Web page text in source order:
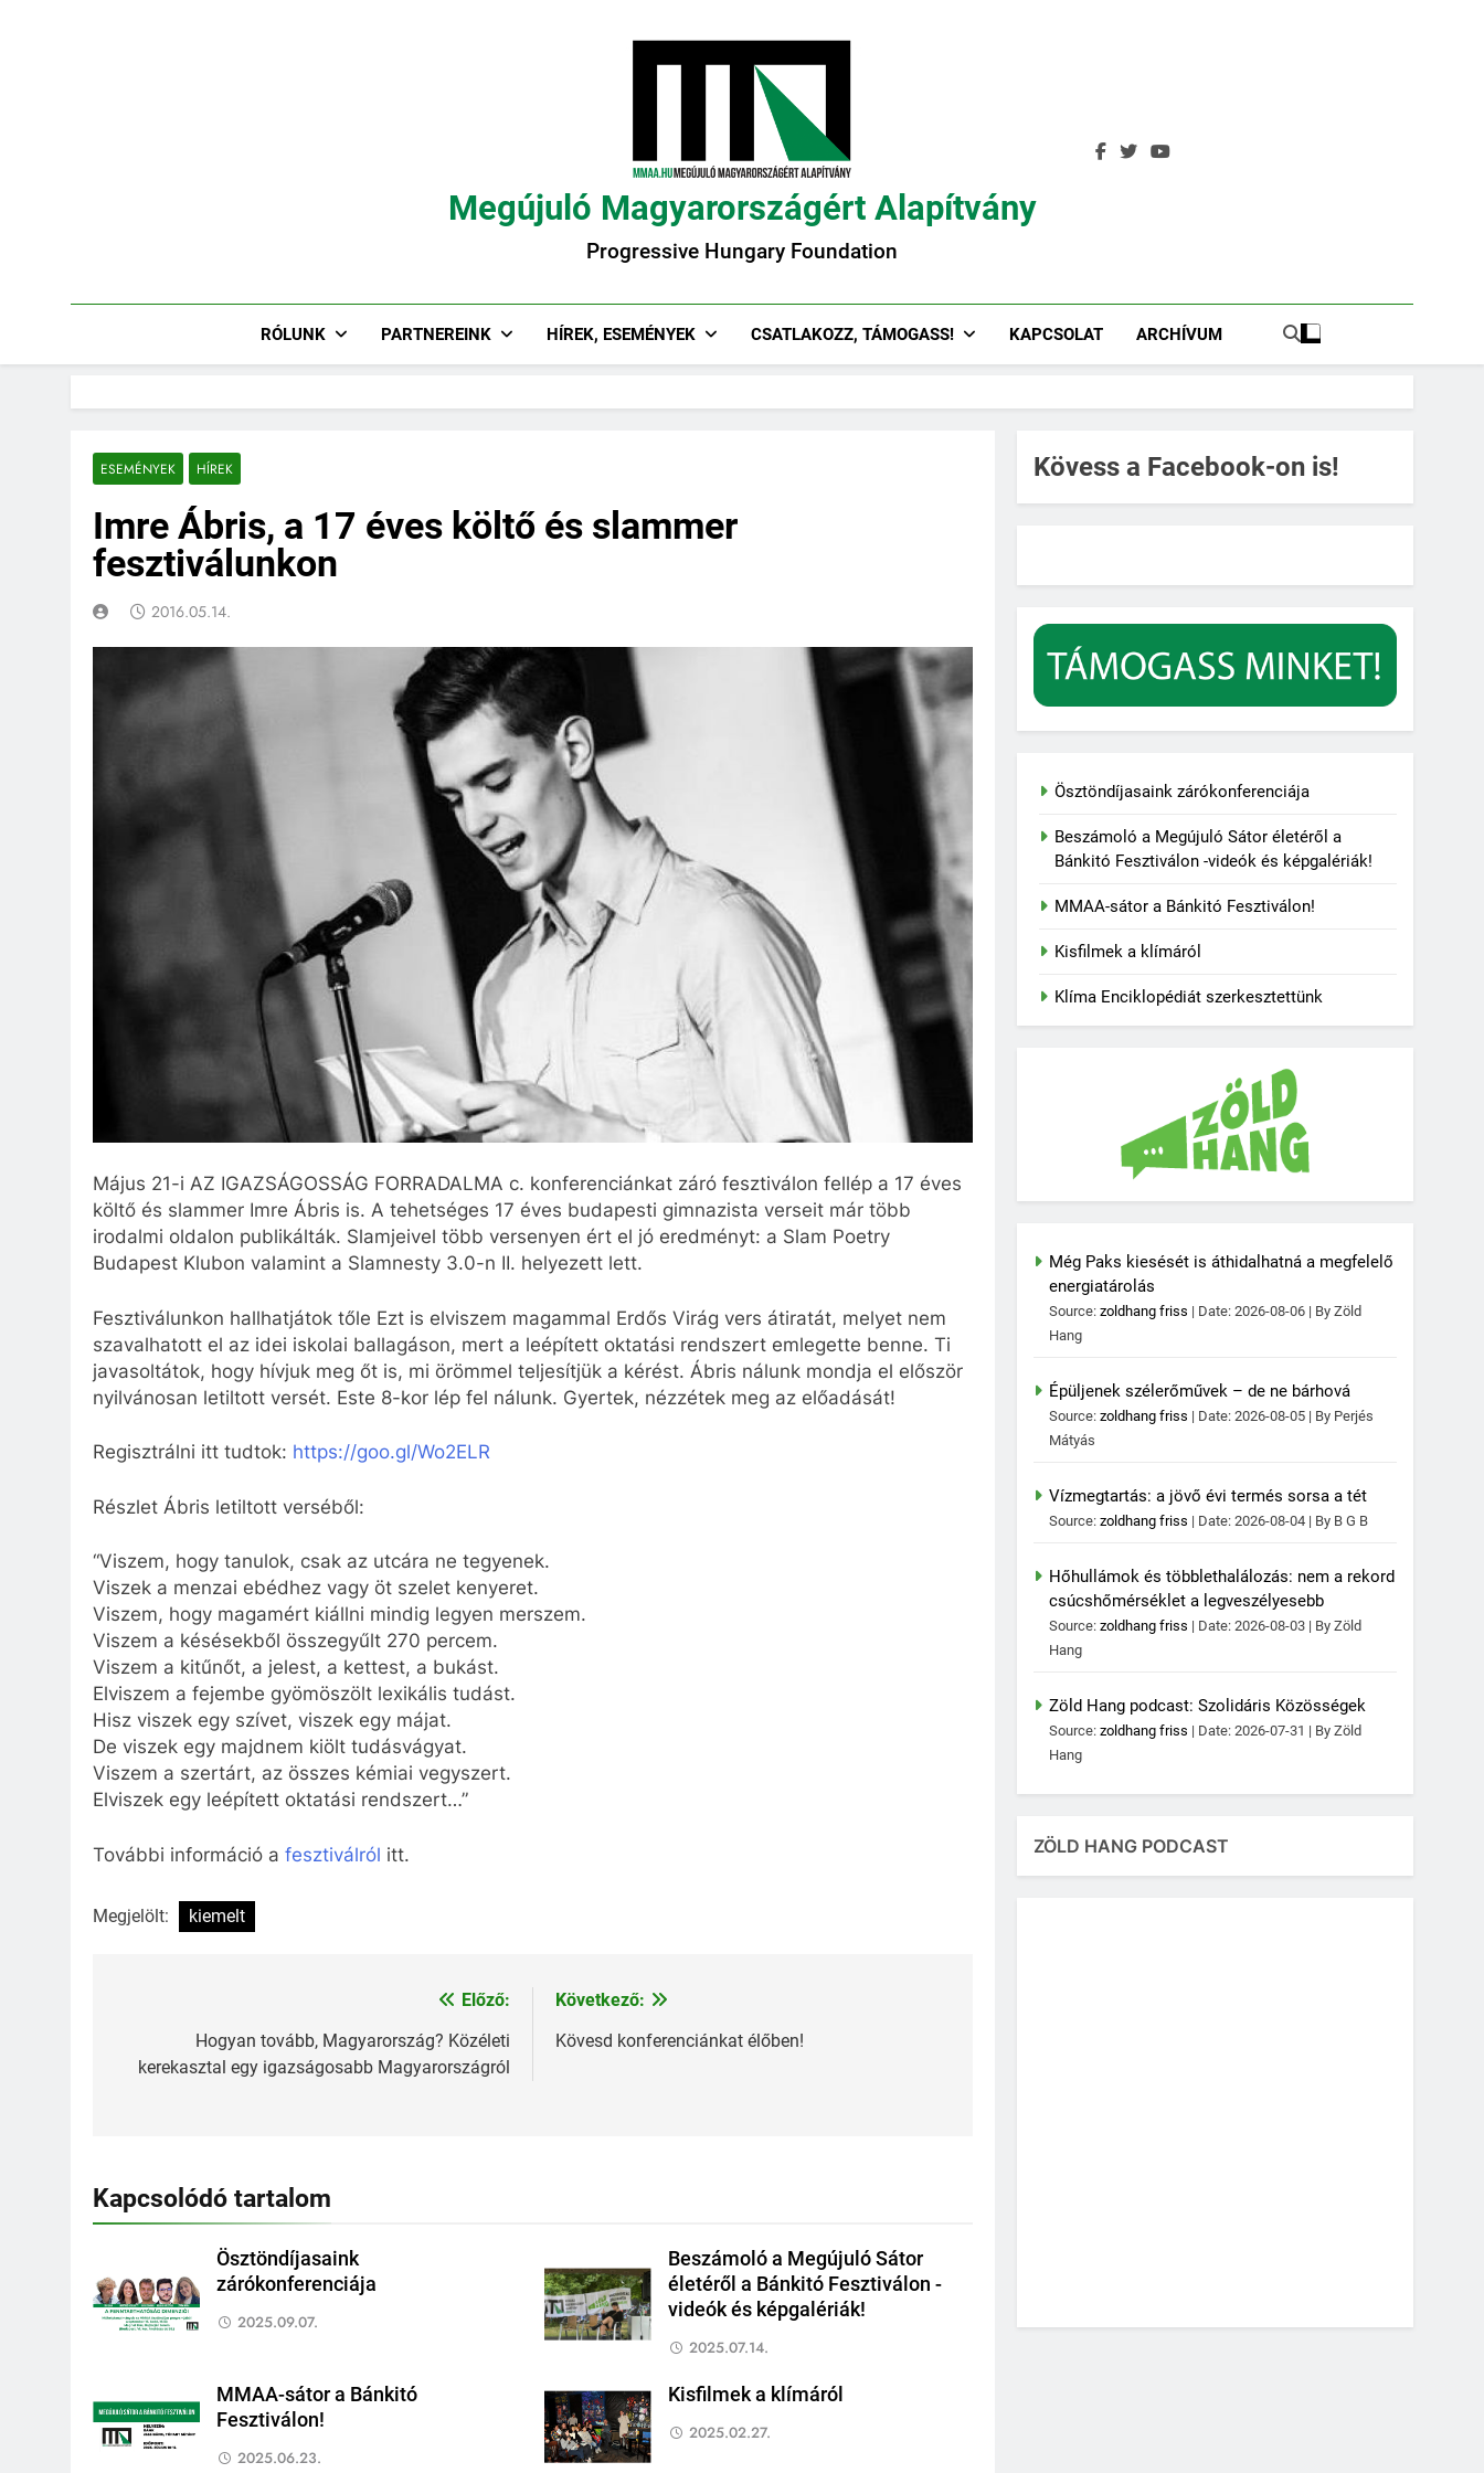
Megújuló Magyarországért Alapítvány
Progressive Hungary Foundation
RÓLUNK PARTNEREINK HÍREK, ESEMÉNYEK CSATLAKOZZ, TÁMOGASS! KAPCSOLAT ARCHÍVUM
ESEMÉNYEK HÍREK
Imre Ábris, a 17 éves költő és slammer
fesztiválunkon
2016.05.14.
Május 21-i AZ IGAZSÁGOSSÁG FORRADALMA c. konferenciánkat záró fesztiválon fellép a 17 éves
költő és slammer Imre Ábris is. A tehetséges 17 éves budapesti gimnazista verseit már több
irodalmi oldalon publikálták. Slamjeivel több versenyen ért el jó eredményt: a Slam Poetry
Budapest Klubon valamint a Slamnesty 3.0-n II. helyezett lett.
Fesztiválunkon hallhatjátok tőle Ezt is elviszem magammal Erdős Virág vers átiratát, melyet nem
szavalhatott el az idei iskolai ballagáson, mert a leépített oktatási rendszert emlegette benne. Ti
javasoltátok, hogy hívjuk meg őt is, mi örömmel teljesítjük a kérést. Ábris nálunk mondja el először
nyilvánosan letiltott versét. Este 8-kor lép fel nálunk. Gyertek, nézzétek meg az előadását!
Regisztrálni itt tudtok: https://goo.gl/Wo2ELR
Részlet Ábris letiltott verséből:
“Viszem, hogy tanulok, csak az utcára ne tegyenek.
Viszek a menzai ebédhez vagy öt szelet kenyeret.
Viszem, hogy magamért kiállni mindig legyen merszem.
Viszem a késésekből összegyűlt 270 percem.
Viszem a kitűnőt, a jelest, a kettest, a bukást.
Elviszem a fejembe gyömöszölt lexikális tudást.
Hisz viszek egy szívet, viszek egy májat.
De viszek egy majdnem kiölt tudásvágyat.
Viszem a szertárt, az összes kémiai vegyszert.
Elviszek egy leépített oktatási rendszert…”
További információ a fesztiválról itt.
Megjelölt: kiemelt
navigáció
Előző:
Hogyan tovább, Magyarország? Közéleti
kerekasztal egy igazságosabb Magyarországról
Következő:
Kövesd konferenciánkat élőben!
Kapcsolódó tartalom
Ösztöndíjasaink
zárókonferenciája
2025.09.07.
Beszámoló a Megújuló Sátor
életéről a Bánkitó Fesztiválon -
videók és képgalériák!
2025.07.14.
MMAA-sátor a Bánkitó
Fesztiválon!
2025.06.23.
Kisfilmek a klímáról
2025.02.27.
Kövess a Facebook-on is!
Ösztöndíjasaink zárókonferenciája
Beszámoló a Megújuló Sátor életéről a
Bánkitó Fesztiválon -videók és képgalériák!
MMAA-sátor a Bánkitó Fesztiválon!
Kisfilmek a klímáról
Klíma Enciklopédiát szerkesztettünk
Még Paks kiesését is áthidalhatná a megfelelő
energiatárolás
Source:zoldhang friss Date: 2026-08-06
By Zöld
Hang
Épüljenek szélerőművek – de ne bárhová
Source:zoldhang friss Date: 2026-08-05
By Perjés
Mátyás
Vízmegtartás: a jövő évi termés sorsa a tét
Source:zoldhang friss Date: 2026-08-04 By B G B
Hőhullámok és többlethalálozás: nem a rekord
csúcshőmérséklet a legveszélyesebb
Source:zoldhang friss Date: 2026-08-03
By Zöld
Hang
Zöld Hang podcast: Szolidáris Közösségek
Source:zoldhang friss Date: 2026-07-31
By Zöld
Hang
ZÖLD HANG PODCAST